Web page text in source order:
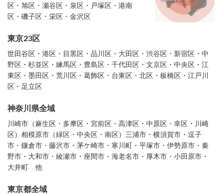
区・旭区・瀬谷区・泉区・戸塚区・港南
区・磯子区・栄区・金沢区
東京23区
世田谷区・港区・目黒区・品川区・大田区・渋谷区・新宿区・中
野区・杉並区・練馬区・豊島区・千代田区・文京区・中央区・江
東区・墨田区・荒川区・葛飾区・台東区・北区・板橋区・江戸川
区・足立区
神奈川県全域
川崎市（麻生区・多摩区・宮前区・高津区・中原区・幸区・川崎
区）相模原市（緑区・中央区・南区）三浦市・横須賀市・逗子
市・鎌倉市・藤沢市・茅ケ崎市・寒川町・平塚市・伊勢原市・秦
野市・大和市・綾瀬市・座間市・海老名市・厚木市・小田原市・
大井町 他
東京都全域